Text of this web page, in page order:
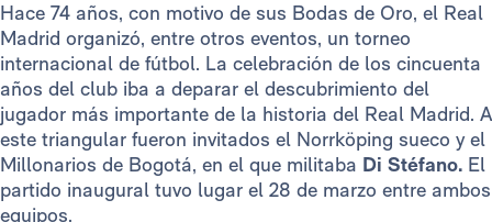
Hace 74 años, con motivo de sus Bodas de Oro, el Real
Madrid organizó, entre otros eventos, un torneo
internacional de fútbol. La celebración de los cincuenta
años del club iba a deparar el descubrimiento del
jugador más importante de la historia del Real Madrid. A
este triangular fueron invitados el Norrköping sueco y el
Millonarios de Bogotá, en el que militaba Di Stéfano. El
partido inaugural tuvo lugar el 28 de marzo entre ambos
equipos.